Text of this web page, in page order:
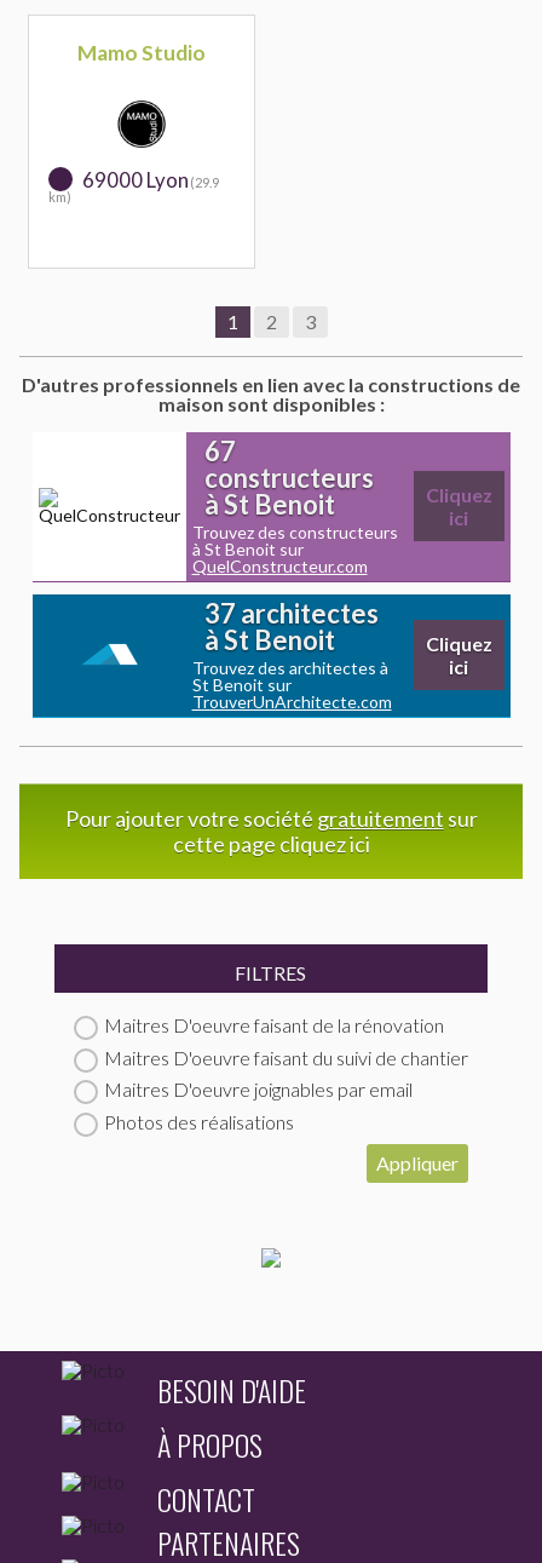
Mamo Studio
69000 Lyon (29.9
km)
1 2 3
D'autres professionnels en lien avec la constructions de
maison sont disponibles :
67
constructeurs
à St Benoit
Trouvez des constructeurs
à St Benoit sur
QuelConstructeur.com
Cliquez
ici
37 architectes
à St Benoit
Trouvez des architectes à
St Benoit sur
TrouverUnArchitecte.com
Cliquez
ici
Pour ajouter votre société gratuitement sur
cette page cliquez ici
FILTRES
Maitres D'oeuvre faisant de la rénovation
Maitres D'oeuvre faisant du suivi de chantier
Maitres D'oeuvre joignables par email
Photos des réalisations
Appliquer
BESOIN D'AIDE
À PROPOS
CONTACT
PARTENAIRES